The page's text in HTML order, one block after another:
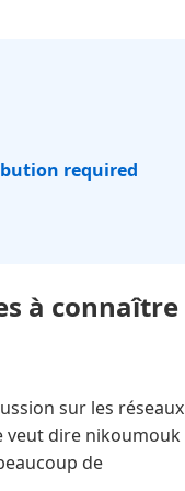
required
à connaître
sur les réseaux
veut dire nikoumouk
de